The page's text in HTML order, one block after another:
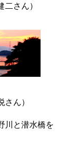
さん）
ん）
川と潜水橋を